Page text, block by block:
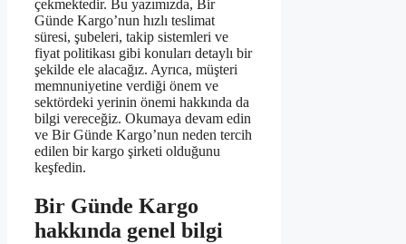
çekmektedir. Bu yazımızda, Bir
Günde Kargo’nun hızlı teslimat
süresi, şubeleri, takip sistemleri ve
fiyat politikası gibi konuları detaylı bir
şekilde ele alacağız. Ayrıca, müşteri
memnuniyetine verdiği önem ve
sektördeki yerinin önemi hakkında da
bilgi vereceğiz. Okumaya devam edin
ve Bir Günde Kargo’nun neden tercih
edilen bir kargo şirketi olduğunu
keşfedin.
Bir Günde Kargo
hakkında genel bilgi